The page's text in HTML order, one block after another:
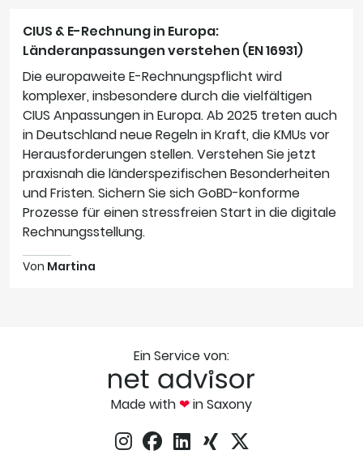
CIUS & E-Rechnung in Europa:
Länderanpassungen verstehen (EN 16931)
Die europaweite E-Rechnungspflicht wird
komplexer, insbesondere durch die vielfältigen
CIUS Anpassungen in Europa. Ab 2025 treten auch
in Deutschland neue Regeln in Kraft, die KMUs vor
Herausforderungen stellen. Verstehen Sie jetzt
praxisnah die länderspezifischen Besonderheiten
und Fristen. Sichern Sie sich GoBD-konforme
Prozesse für einen stressfreien Start in die digitale
Rechnungsstellung.
Von Martina
Ein Service von:
Made with ❤in Saxony